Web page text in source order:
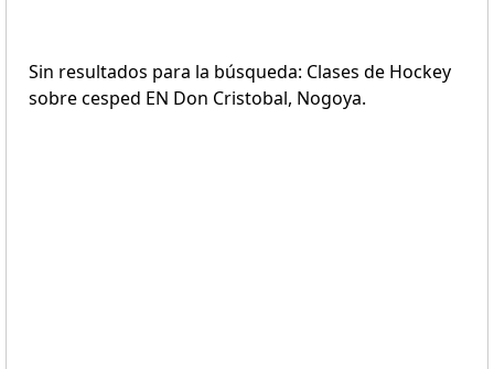
Sin resultados para la búsqueda: Clases de Hockey
sobre cesped EN Don Cristobal, Nogoya.